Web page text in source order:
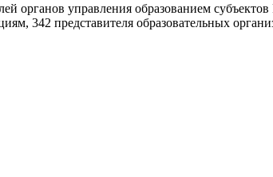
органов управления образованием
342 представителя образовательных